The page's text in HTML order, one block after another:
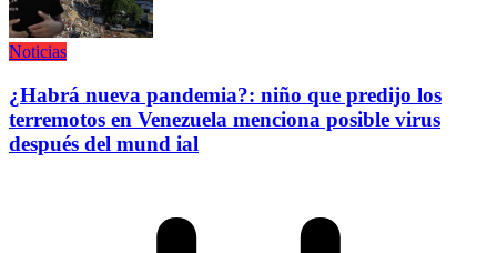
Noticias
¿Habrá nueva pandemia?: niño que predijo los
terremotos en Venezuela menciona posible virus
después del mund ial